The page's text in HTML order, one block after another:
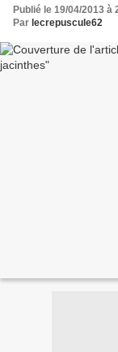
Publié le 19/04/2013 à
Par lecrepuscule62